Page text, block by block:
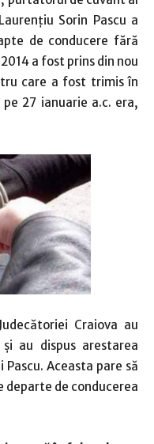
Sorin Pascu a
de conducere fără
a fost prins din nou
care a fost trimis în
27 ianuarie a.c. era,
Craiova au
au dispus arestarea
Aceasta pare să
de conducerea